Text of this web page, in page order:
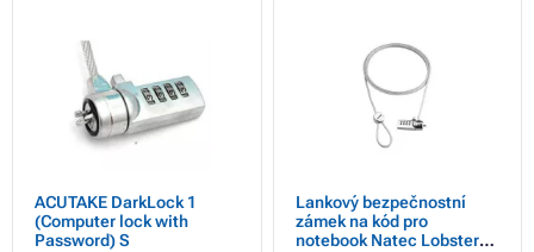
ACUTAKE DarkLock 1
(Computer lock with
Password) S
Lankový bezpečnostní
zámek na kód pro
notebook Natec Lobster